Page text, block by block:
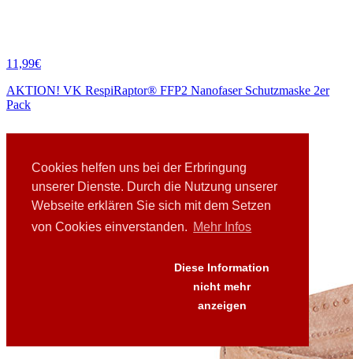
Cookies helfen uns bei der Erbringung
unserer Dienste. Durch die Nutzung unserer
Webseite erklären Sie sich mit dem Setzen
von Cookies einverstanden. Mehr Infos
Diese Information
nicht mehr
anzeigen
11,99€
AKTION! VK RespiRaptor® FFP2 Nanofaser Schutzmaske 2er
Pack